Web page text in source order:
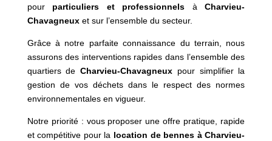
pour particuliers et professionnels àCharvieu-
Chavagneuxet sur l’ensemble du secteur.
Grâce à notre parfaite connaissance du terrain, nous
assurons des interventions rapides dans l’ensemble des
quartiers deCharvieu-Chavagneux pour simplifier la
gestion de vos déchets dans le respect des normes
environnementales en vigueur.
Notre priorité : vous proposer une offre pratique, rapide
et compétitive pour la location de bennes à Charvieu-